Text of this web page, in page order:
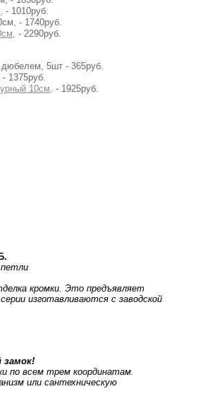
- 1010руб.
- 1740руб.
- 2290руб.
дюбелем, 5шт - 365руб.
- 1375руб.
10см, - 1925руб.
кромки. Это предъявляет
изготавливаются с заводской
замок!
по всем трем координатам.
или сантехническую